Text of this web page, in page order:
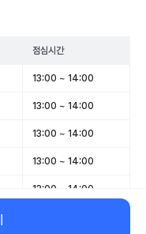
점심시간
13:00 ~ 14:00
13:00 ~ 14:00
13:00 ~ 14:00
13:00 ~ 14:00
13:00 ~ 14:00